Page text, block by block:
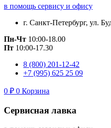
в помощь сервису и офису
г. Санкт-Петербург, ул.
Пн-Чт 10:00-18.00
Пт 10:00-17.30
8 (800) 201-12-42
+7 (995) 625 25 09
0 ₽ 0 Корзина
Сервисная лавка